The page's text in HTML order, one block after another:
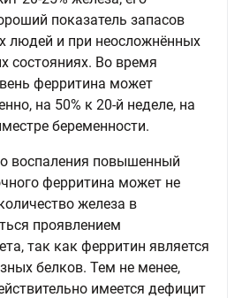
показатель запасов
людей и при неосложнённых
состояниях. Во время
ферритина может
на 50% к 20-й неделе, на
беременности.
воспаления повышенный
ферритина может не
железа в
проявлением
так как ферритин является
белков. Тем не менее,
имеется дефицит